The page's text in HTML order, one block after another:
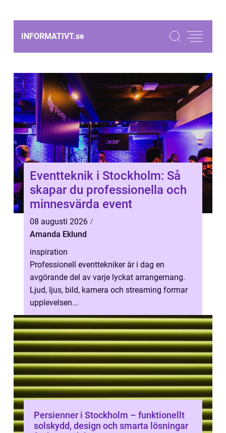
INFORMATIVT.se
Eventteknik i Stockholm: Så
skapar du professionella och
minnesvärda event
08 augusti 2026
Amanda Eklund
inspiration
Professionell eventtekniker är i dag en
avgörande del av varje lyckat arrangemang.
Ljud, ljus, bild, kamera och streaming formar
upplevelsen...
Persienner i Stockholm – funktionellt
solskydd, design och smarta lösningar